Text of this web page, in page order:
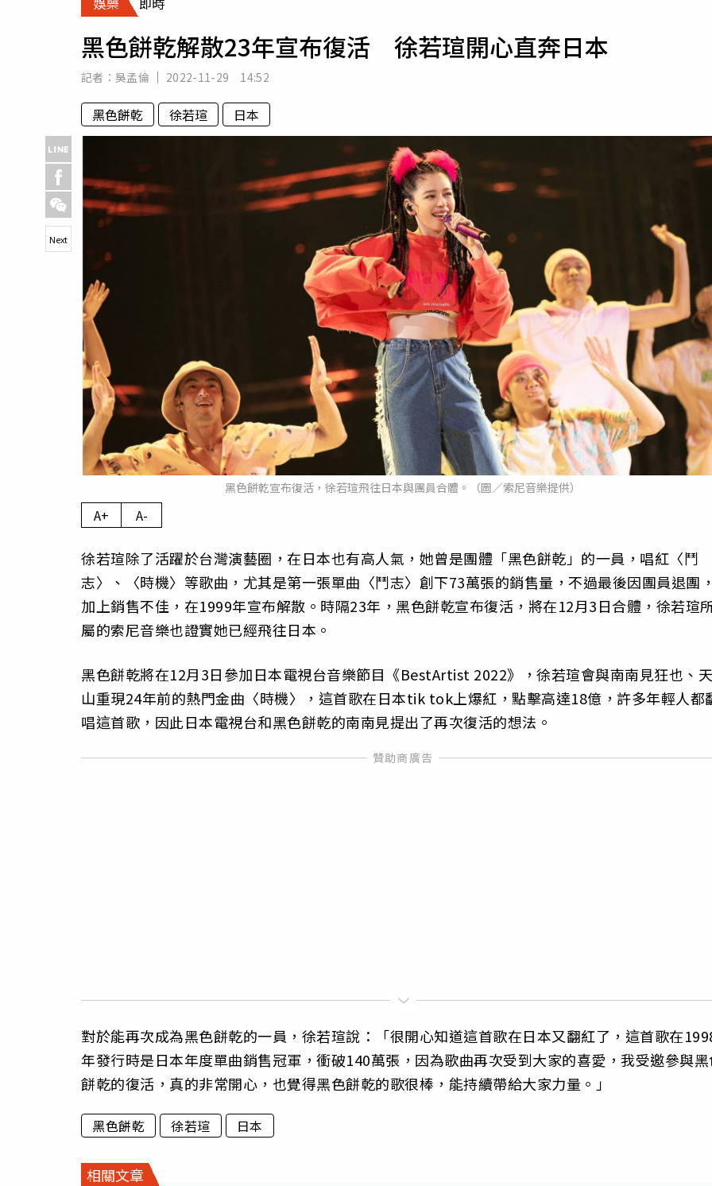
專欄
房產新勢力
運勢
黑色餅乾解散23年宣布復活 徐若瑄開心直奔日本
記者： 吳孟倫 2022-11-29 14:52
黑色餅乾 徐若瑄 日本
黑色餅乾宣布復活，徐若瑄飛往日本與團員合體。（圖／索尼音樂提供）
Next
A+ A-
徐若瑄除了活躍於台灣演藝圈，在日本也有高人氣，她曾是團體「黑色餅乾」的一員，唱紅〈鬥
志〉、〈時機〉等歌曲，尤其是第一張單曲〈鬥志〉創下73萬張的銷售量，不過最後因團員退團
加上銷售不佳，在1999年宣布解散。時隔23年，黑色餅乾宣布復活，將在12月3日合體，徐若瑄
屬的索尼音樂也證實她已經飛往日本。
黑色餅乾將在12月3日參加日本電視台音樂節目《BestArtist 2022》，徐若瑄會與南南見狂也、天
山重現24年前的熱門金曲〈時機〉，這首歌在日本tik tok上爆紅，點擊高達18億，許多年輕人都
唱這首歌，因此日本電視台和黑色餅乾的南南見提出了再次復活的想法。
對於能再次成為黑色餅乾的一員，徐若瑄說：「很開心知道這首歌在日本又翻紅了，這首歌在
年發行時是日本年度單曲銷售冠軍，衝破140萬張，因為歌曲再次受到大家的喜愛，我受邀參與
餅乾的復活，真的非常開心，也覺得黑色餅乾的歌很棒，能持續帶給大家力量。」
黑色餅乾 徐若瑄 日本
相關文章